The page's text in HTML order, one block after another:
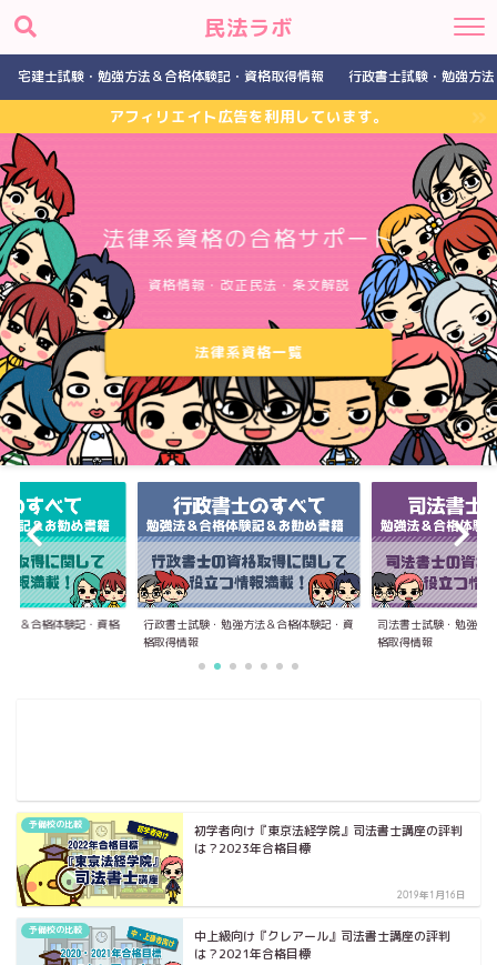
民法ラボ
宅建士試験・勉強方法＆合格体験記・資格取得情報 行政書士試験・勉強方
アフィリエイト広告を利用しています。
法律系資格の合格サポート
資格情報・改正民法・条文解説
法律系資格一覧
法＆合格体験記・資格
行政書士試験・勉強方法＆合格体験記・資
格取得情報
司法書士試験・勉強方
格取得情報
予備校の比較
初学者向け『東京法経学院』司法書士講座の評判
は？2023年合格目標
2019年1月16日
予備校の比較
中上級向け『クレアール』司法書士講座の評判
は？2021年合格目標